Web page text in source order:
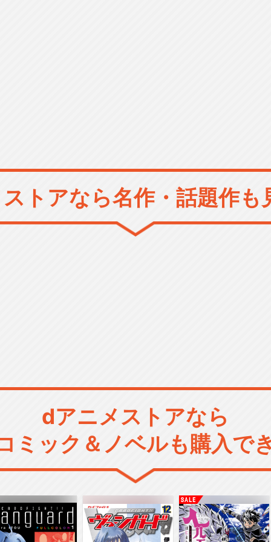
トアなら名作・話題作も
dアニメストアなら
ミック＆ノベルも購入で